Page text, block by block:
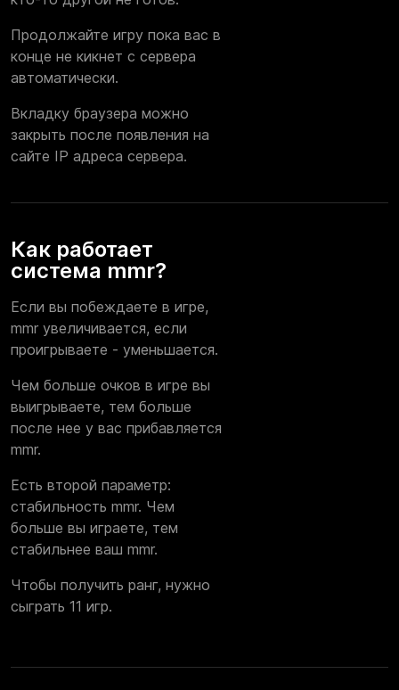
Продолжайте игру пока вас в
конце не кикнет с сервера
автоматически.
Вкладку браузера можно
закрыть после появления на
сайте IP адреса сервера.
Как работает
система mmr?
Если вы побеждаете в игре,
mmr увеличивается, если
проигрываете - уменьшается.
Чем больше очков в игре вы
выигрываете, тем больше
после нее у вас прибавляется
mmr.
Есть второй параметр:
стабильность mmr. Чем
больше вы играете, тем
стабильнее ваш mmr.
Чтобы получить ранг, нужно
сыграть 11 игр.